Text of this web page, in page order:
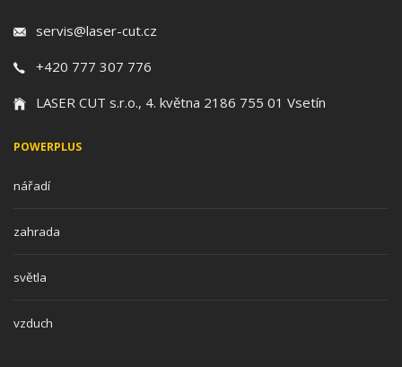
servis@laser-cut.cz
+420 777 307 776
LASER CUT s.r.o., 4. května 2186 755 01 Vsetín
POWERPLUS
nářadí
zahrada
světla
vzduch